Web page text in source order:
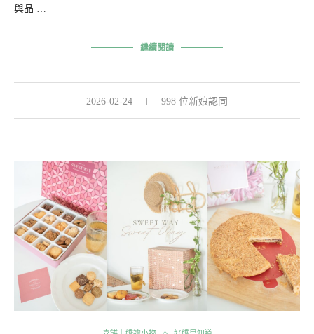
與品 …
繼續閱讀
2026-02-24 998 位新娘認同